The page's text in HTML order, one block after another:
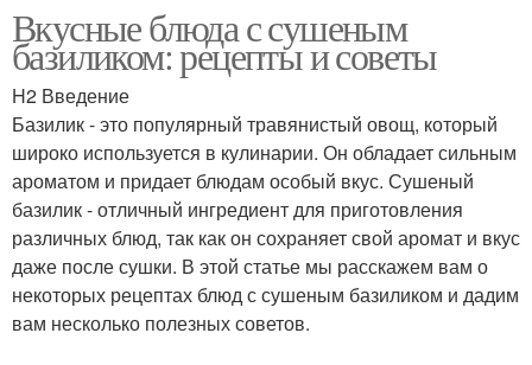
Базилик в кулинарии Варение с базиликом
Лимонад с базиликом Хлеб с базиликом
Маффина с базиликом Песто с базиликом
Вкусные блюда с сушеным
базиликом: рецепты и советы
H2 Введение
Базилик - это популярный травянистый овощ, который
широко используется в кулинарии. Он обладает сильным
ароматом и придает блюдам особый вкус. Сушеный
базилик - отличный ингредиент для приготовления
различных блюд, так как он сохраняет свой аромат и вкус
даже после сушки. В этой статье мы расскажем вам о
некоторых рецептах блюд с сушеным базиликом и дадим
вам несколько полезных советов.